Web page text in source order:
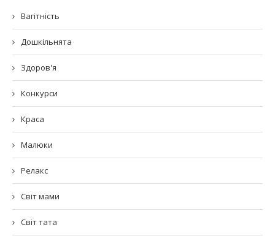
Вагітність
Дошкільнята
Здоров'я
Конкурси
Краса
Малюки
Релакс
Світ мами
Світ тата